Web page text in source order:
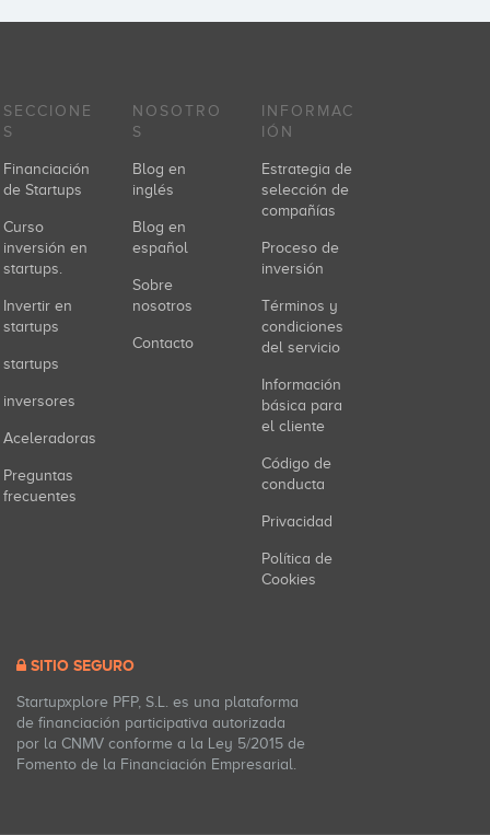
SECCIONE
S
Financiación
de Startups
Curso
inversión en
startups.
Invertir en
startups
startups
inversores
Aceleradoras
Preguntas
frecuentes
NOSOTRO
S
Blog en
inglés
Blog en
español
Sobre
nosotros
Contacto
INFORMAC
IÓN
Estrategia de
selección de
compañías
Proceso de
inversión
Términos y
condiciones
del servicio
Información
básica para
el cliente
Código de
conducta
Privacidad
Política de
Cookies
SITIO SEGURO
Startupxplore PFP, S.L. es una plataforma
de financiación participativa autorizada
por la CNMV conforme a la Ley 5/2015 de
Fomento de la Financiación Empresarial.